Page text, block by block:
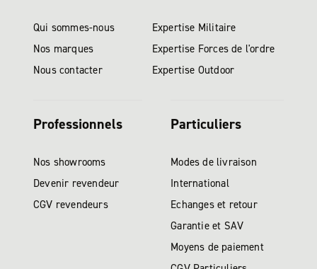
Qui sommes-nous
Nos marques
Nous contacter
Expertise Militaire
Expertise Forces de l'ordre
Expertise Outdoor
Professionnels
Nos showrooms
Devenir revendeur
CGV revendeurs
Particuliers
Modes de livraison
International
Echanges et retour
Garantie et SAV
Moyens de paiement